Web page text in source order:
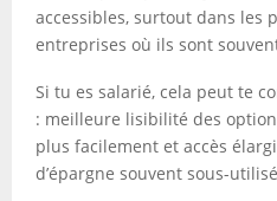
accessibles, surtout dans les
entreprises où ils sont
Si tu es salarié, cela peut te
: meilleure lisibilité des
plus facilement et accès
d’épargne souvent sous-